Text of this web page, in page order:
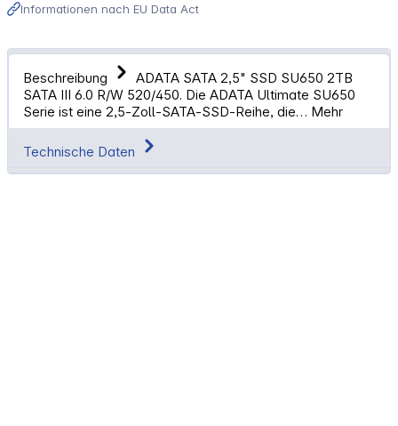
Informationen nach EU Data Act
Beschreibung
ADATA SATA 2,5" SSD SU650 2TB
SATA III 6.0 R/W 520/450. Die ADATA Ultimate SU650
Serie ist eine 2,5‑Zoll‑SATA‑SSD‑Reihe, die… Mehr
Technische Daten